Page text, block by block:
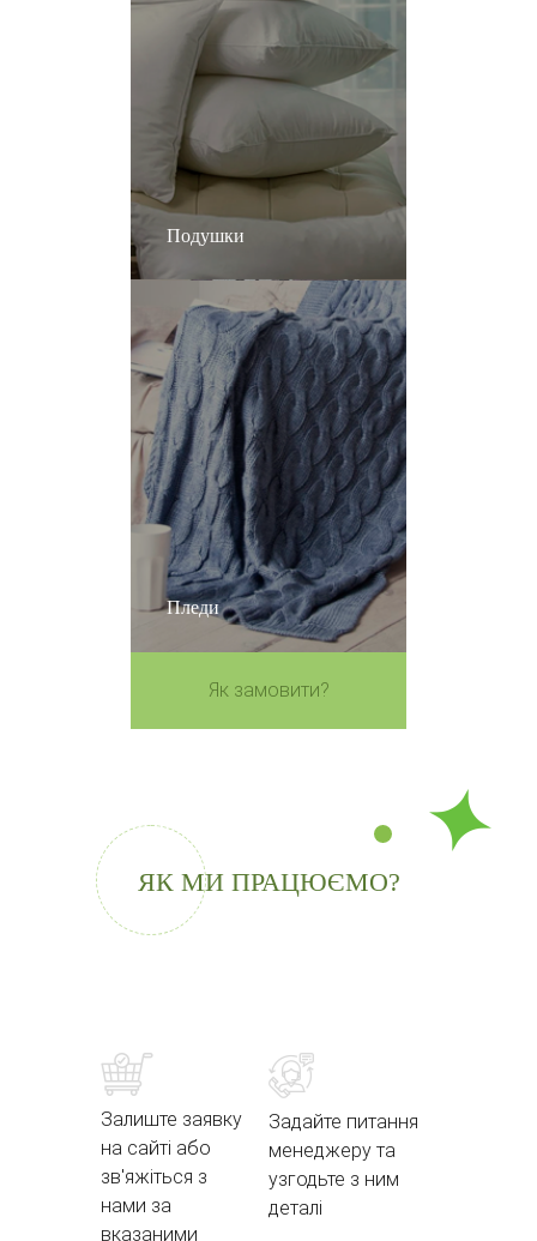
Подушки
Пледи
Як замовити?
ЯК МИ ПРАЦЮЄМО?
Залиште заявку
на сайті або
зв'яжіться з
нами за
вказаними
Задайте питання
менеджеру та
узгодьте з ним
деталі